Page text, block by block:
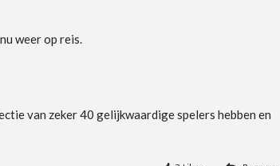
weer op reis.
van zeker 40 gelijkwaardige spelers hebben en